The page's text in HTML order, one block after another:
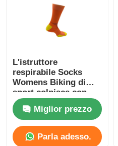
L'istruttore
respirabile Socks
Womens Biking di
sport colpisce con
forza i mezzi calzini
del cuscino
Miglior prezzo
Parla adesso.